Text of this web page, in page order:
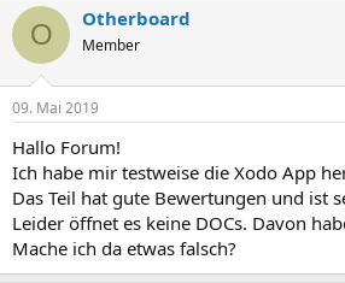
s
t
e
r
s
t
m
O Otherboard
Member
09. Mai 2019
Hallo Forum!
Ich habe mir testweise die Xodo App
Das Teil hat gute Bewertungen und ist
Leider öffnet es keine DOCs. Davon
Mache ich da etwas falsch?